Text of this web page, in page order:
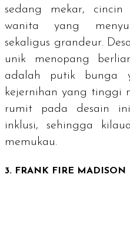
sedang mekar,
wanita yang
sekaligus grandeur.
unik menopang
adalah putik bunga
kejernihan yang tinggi
rumit pada desain
inklusi, sehingga
memukau.
3. FRANK FIRE MADISON